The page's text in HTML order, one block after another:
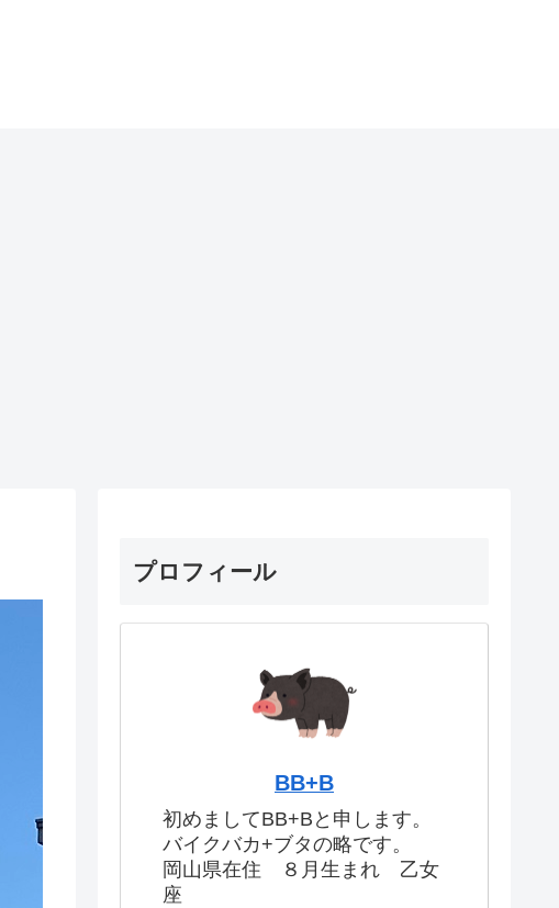
プロフィール
BB+B
初めましてBB+Bと申します。
バイクバカ+ブタの略です。
岡山県在住 ８月生まれ 乙女
座